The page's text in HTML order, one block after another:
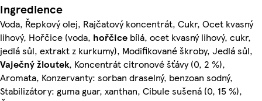
Ingredience
Voda, Řepkový olej, Rajčatový koncentrát, Cukr, Ocet kvasný
lihový, Hořčice (voda, hořčice bílá, ocet kvasný lihový, cukr,
jedlá sůl, extrakt z kurkumy), Modifikované škroby, Jedlá sůl,
Vaječnýžloutek, Koncentrát citronové šťávy (0, 2 %),
Aromata, Konzervanty: sorban draselný, benzoan sodný,
Stabilizátory: guma guar, xanthan, Cibule sušená (0, 15 %),